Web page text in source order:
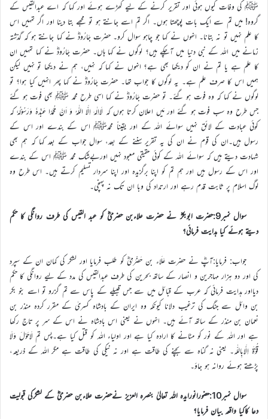
ﷺ کی وفات کیوں ہوئی اور تقریر کرنے کے لیے کھڑے ہوئے اور کہا کہ اے عبدالقیس کے
گروہ! میں تم سے ایک بات پوچھتا ہوں۔ اگر تم اسے جانتے ہو تو مجھے بتا دینا اور اگر تمہیں اس
کا علم نہیں تو نہ بتانا۔ انہوں نے کہا جو چاہو سوال کرو۔ حضرت جَارُودؓ نے کہا جانتے ہو کہ گذشتہ
زمانے میں اللہ کے نبی دنیا میں آچکے ہیں؟ لوگوں نے کہا ہاں۔ حضرت جَارُودؓ نے کہا تمہیں ان
کا علم ہے یا تم نے ان کو دیکھا بھی ہے؟ انہوں نے کہا کہ نہیں، ہم نے دیکھا تو نہیں لیکن
ہمیں اس کا صرف علم ہے۔ یہ لوگوں کا جواب تھا۔ حضرت جَارُودؓ نے کہا پھر انہیں کیا ہوا؟ تو
لوگوں نے کہا کہ وہ فوت ہو گئے۔ تو حضرت جَارُودؓ نے کہا اسی طرح محمد ﷺ بھی فوت ہو گئے
جس طرح وہ سب فوت ہو گئے اور مَیں اعلان کرتا ہوں کہ لَااِلٰہَ اِلَّا اللّٰہُ وَ اَنَّ مُحَمَّدًا عَبْدُہٗ وَرَسُوْلُہٗ کہ
کوئی عبادت کے لائق نہیں سوائے اللہ کے اور یقیناً محمدﷺ اس کے بندے اور اس کے
رسول ہیں۔ان کی قوم نے ان کی یہ تقریر سننے کے بعد، سوال جواب کے بعد کہا کہ ہم بھی
شہادت دیتے ہیں کہ سوائے اللہ کے کوئی حقیقی معبود نہیں اوربےشک محمد ﷺ اس کے بندے
اور اس کے رسول ہیں اور ہم تم کو اپنا برگزیدہ اور اپنا سردار تسلیم کرتے ہیں۔ اس طرح وہ
لوگ اسلام پر ثابت قدم رہے اور ارتداد کی وبا ان تک نہ پہنچی۔
سوال نمبر9:حضرت ابوبکرؓ نے حضرت علاءبن حضرمیؓ کو عبد القیس کی طرف روانگی کا حکم
دیتے ہوئے کیا ہدایت فرمائی؟
جواب: فرمایا:آپؓ نے حضرت عَلَاء بن حَضْرَمِیؓ کو طلب فرمایا اور لشکر کی کمان ان کے سپرد
کی اور دو ہزار مہاجرین و انصار کے ساتھ بحرین کی طرف عبدالقیس کی مدد کے لیے روانگی کا حکم
دیااور ہدایت فرمائی کہ عرب کے قبائل میں سے جس قبیلے کے پاس سے تم گزرو تو اسے بنو بکر
بن وائل سے جنگ کی ترغیب دلانا کیونکہ وہ ایران کے بادشاہ کسریٰ کے مقرر کردہ منذر بن
نعمان بن منذر کے ساتھ آئے ہیں۔ انہوں نے یعنی اس بادشاہ نے اس کے سر پر تاج رکھا
ہے اور اللہ کے نور کو مٹانے کا ارادہ کیا ہے اور اولیاء اللہ کو قتل کیا ہے۔پس تم لَاحَوْلَ وَلَا
قُوَّةَ اِلَّابِاللّٰہ۔ یعنی نہ گناہ سے بچنے کی طاقت ہے اور نہ نیکی کی طاقت ہے مگر اللہ کے ذریعہ،
پڑھتے ہوئے روانہ ہو جاؤ۔
سوال نمبر10:حضورانورایدہ اللہ تعالیٰ بنصرہ العزیز نےحضرت علاءبن حضرمیؓ کے لشکرکی قبولیت
دعا کاکیا واقعہ بیان فرمایا؟